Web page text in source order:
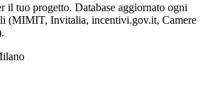
il tuo progetto. Database aggiornato ogni
(MIMIT, Invitalia, incentivi.gov.it, Camere